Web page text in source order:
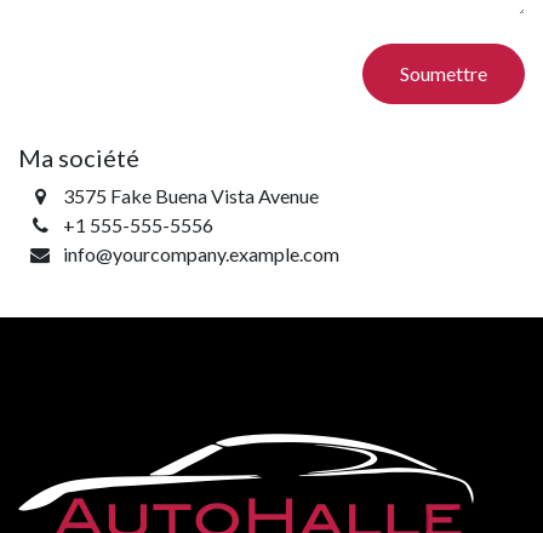
Soumettre
Ma société
3575 Fake Buena Vista Avenue
+1 555-555-5556
info@yourcompany.example.com